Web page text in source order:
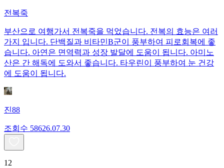
전복죽
부산으로 여행가서 전복죽을 먹었습니다. 전복의 효능은 여러
가지 입니다. 단백질과 비타민B군이 풍부하여 피로회복에 좋
습니다. 아연은 면역력과 성장 발달에 도움이 됩니다. 아미노
산은 간 해독에 도와서 좋습니다. 타우린이 풍부하여 눈 건강
에 도움이 됩니다.
진88
조회수 58626.07.30
12